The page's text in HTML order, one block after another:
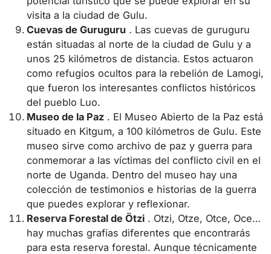
visita a la ciudad de Gulu.
Cuevas de Guruguru . Las cuevas de guruguru
están situadas al norte de la ciudad de Gulu y a
unos 25 kilómetros de distancia. Estos actuaron
como refugios ocultos para la rebelión de Lamogi,
que fueron los interesantes conflictos históricos
del pueblo Luo.
Museo de la Paz . El Museo Abierto de la Paz está
situado en Kitgum, a 100 kilómetros de Gulu. Este
museo sirve como archivo de paz y guerra para
conmemorar a las víctimas del conflicto civil en el
norte de Uganda. Dentro del museo hay una
colección de testimonios e historias de la guerra
que puedes explorar y reflexionar.
Reserva Forestal de Ötzi . Otzi, Otze, Otce, Oce…
hay muchas grafías diferentes que encontrarás
para esta reserva forestal. Aunque técnicamente